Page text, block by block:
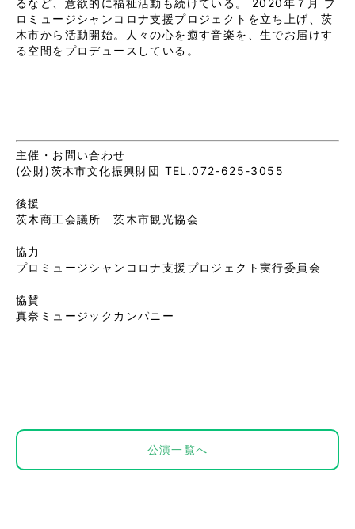
るなど、意欲的に福祉活動も続けている。 2020年７月 プ
ロミュージシャンコロナ支援プロジェクトを立ち上げ、茨
木市から活動開始。人々の心を癒す音楽を、生でお届けす
る空間をプロデュースしている。
主催・お問い合わせ
(公財)茨木市文化振興財団 TEL.072-625-3055
後援
茨木商工会議所 茨木市観光協会
協力
プロミュージシャンコロナ支援プロジェクト実行委員会
協賛
真奈ミュージックカンパニー
公演一覧へ